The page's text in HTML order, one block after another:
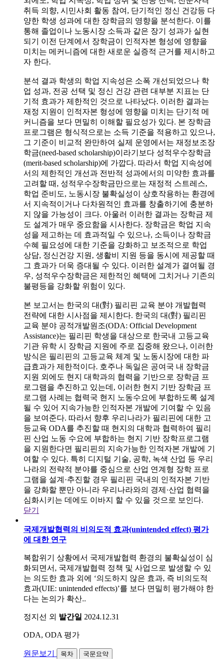
취득 의향, 시민사회 활동 참여, 단기적인 정신 건강등 다
양한 학생 성과에 대한 장학금의 영향을 분석한다. 이를
통해 졸업이나 노동시장 소득과 같은 장기 성과가 실현
되기 이전 단계에서 장학금이 인적자본 형성에 영향을
미치는 메커니즘에 대한 새로운 실증적 근거를 제시하고
자 한다.
분석 결과 학생의 학업 지속성은 소폭 개선되었으나 학
업 성과, 전공 선택 및 정신 건강 관련 대부분 지표는 단
기적 효과가 제한적인 것으로 나타났다. 이러한 결과는
재정 지원이 인적자본 형성에 영향을 미치는 단기적 메
커니즘을 보다 면밀히 이해할 필요성가 있다. 본 장학금
프로그램은 형식적으로는 소득 기준을 적용하고 있으나,
그 기준이 비교적 완만하여 실제 운영에서는 재정보조장
학금(need-based scholarship)이라기보다 성적우수장학금
(merit-based scholarship)에 가깝다. 따라서 학업 지속성에
서의 제한적인 개선과 전반적 성과에서의 미약한 효과를
고려할 때, 성적우수장학금만으로는 재정적 스트레스,
학업 준비도, 노동시장 불확실성이 상호작용하는 환경에
서 지속적이거나 다차원적인 효과를 창출하기에 충분하
지 않을 가능성이 크다. 아울러 이러한 결과는 장학금 제
도 설계가 매우 중요함을 시사한다. 장학금은 학업 지속
성을 제고하는 데 효과적일 수 있으나, 소득이나 장학금
수혜 필요성에 대한 기준을 강화하고 보조적으로 학업
상담, 정신건강 지원, 생활비 지원 등을 동시에 제공할 때
그 효과가 더욱 증대될 수 있다. 이러한 설계가 결여될 경
우, 성적우수장학금은 제한적인 혜택에 그치거나 기존의
불평등을 강화할 위험이 있다.
본 보고서는 한국의 대(對) 필리핀 교육 분야 개발협력
전략에 대한 시사점을 제시한다. 한국의 대(對) 필리핀
교육 분야 공적개발원조(ODA: Official Development
Assistance)는 필리핀 학생을 대상으로 한국내 고등교육
기관 유학 시 장학금 지원에 주로 집중해 왔으나, 이러한
방식은 필리핀의 고등교육 체계 및 노동시장에 대한 파
급효과가 제한적이다. 호주나 독일은 공여국 내 장학금
지원 외에도 현지 대학과의 협력을 기반으로 장학금 프
로그램을 추진하고 있는데, 이러한 현지 기반 장학금 프
로그램 사례는 협력국 현지 노동수요에 부합하도록 설계
될 수 있어 지속가능한 인적자본 개발에 기여할 수 있음
을 보여준다. 따라서 향후 우리나라가 필리핀에 대한 고
등교육 ODA를 추진할 때 현지의 대학과 협력하여 필리
핀 산업 노동 수요에 부합하는 현지 기반 장학프로그램
을 지원한다면 필리핀의 지속가능한 인적자본 개발에 기
여할 수 있다. 특히 디지털 기술, 공학, 녹색 산업 등 우리
나라의 전략적 분야를 중심으로 산업 연계형 장학 프로
그램을 설계·추진할 경우 필리핀 국내의 인적자본 기반
을 강화할 뿐만 아니라 우리나라와의 경제·산업 협력을
심화시키는 데에도 이바지 할 수 있을 것으로 보인다.
닫기
국제개발협력의 비의도적 효과(unintended effect) 평가
에 대한 연구
복합위기 상황에서 국제개발협력 환경의 불확실성이 심
화되면서, 국제개발협력 정책 및 사업으로 발생할 수 있
는 의도한 효과 외에 ‘의도하지 않은 효과, 즉 비의도적
효과(UIE: unintended effects)’를 보다 면밀히 평가해야 한
다는 논의가 확산..
정지선 외 발간일 2024.12.31
ODA, ODA 평가
원문보기 목차 국문요약